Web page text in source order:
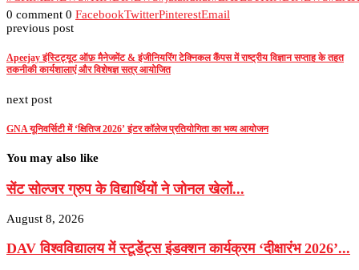
0 comment 0 FacebookTwitterPinterestEmail
previous post
Apeejay इंस्टिट्यूट ऑफ़ मैनेजमेंट & इंजीनियरिंग टेक्निकल कैंपस में राष्ट्रीय विज्ञान सप्ताह के तहत
तकनीकी कार्यशालाएं और विशेषज्ञ सत्र आयोजित
next post
GNA यूनिवर्सिटी में ‘क्षितिज 2026’ इंटर कॉलेज प्रतियोगिता का भव्य आयोजन
You may also like
सेंट सोल्जर ग्रुप के विद्यार्थियों ने जोनल खेलों...
August 8, 2026
DAV विश्वविद्यालय में स्टूडेंट्स इंडक्शन कार्यक्रम ‘दीक्षारंभ 2026’...